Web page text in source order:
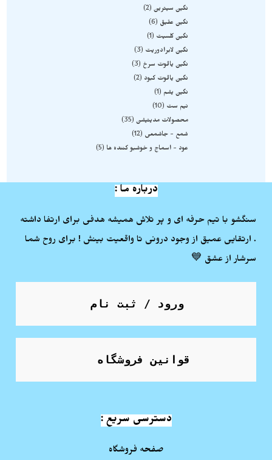
نگین سیترین 2
نگین عقیق
6
نگین کلسیت
1
نگین لابرادوریت
3
نگین یاقوت سرخ
3
نگین یاقوت کبود
2
نگین یشم
1
نیم ست
10
محصولات مدیتیشن 35
شمع - جاشمعی
12
عود - اسماج و خوشبو کننده ها
5
درباره ما :
سنگشو با تیم حرفه ای و پر تلاش همیشه هدفی برای ارتفا داشته
. ارتقایی عمیق از وجود درونی تا واقعیت بینش ! برای روح شما
سرشار از عشق 💙
ورود / ثبت نام
قوانین فروشگاه
دسترسی سریع :
صفحه فروشگاه